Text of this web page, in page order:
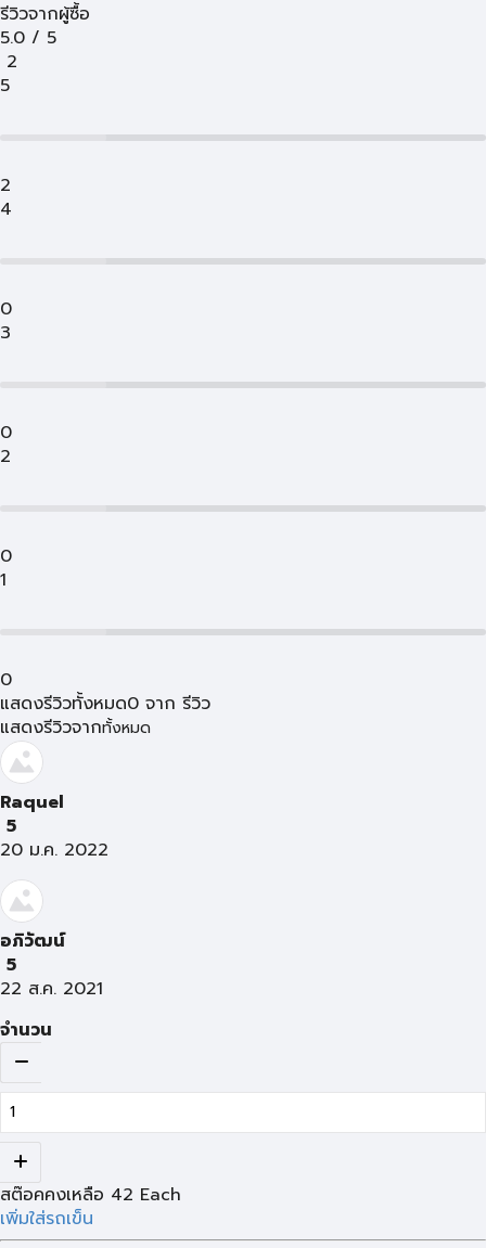
รีวิวจากผู้ซื้อ
5.0 / 5
2
5
2
4
0
3
0
2
0
1
0
แสดงรีวิวทั้งหมด0 จาก รีวิว
แสดงรีวิวจากทั้งหมด
Raquel
5
20 ม.ค. 2022
อภิวัฒน์
5
22 ส.ค. 2021
จำนวน
สต๊อคคงเหลือ 42 Each
เพิ่มใส่รถเข็น